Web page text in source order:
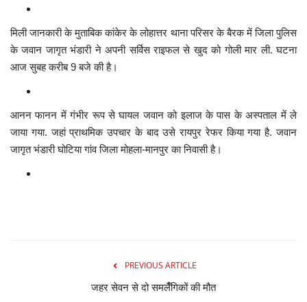
मनोरंजन
सेहत
करियर
मिली जानकारी के मुताबिक कांकेर के लोहात्तर थाना परिसर के बैरक में जिला पुलिस
के जवान जागृत भंडारी ने अपनी सर्विस राइफल से खुद को गोली मार ली. घटना
आज सुबह करीब 9 बजे की है।
आनन फानन में गंभीर रूप से घायल जवान को इलाज के पास के अस्पताल में ले
जाया गया. जहां प्राथमिक उपचार के बाद उसे रायपुर रेफर किया गया है. जवान
जागृत भंडारी घोटिया गांव जिला मोहला-मानपुर का निवासी है।
PREVIOUS ARTICLE
जहर सेवन से दो समलैँगिकों की मौत